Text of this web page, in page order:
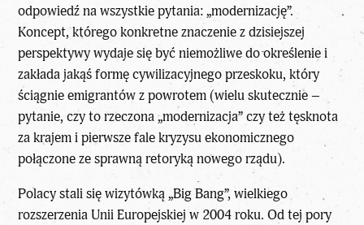
odpowiedź na wszystkie pytania: „modernizację”.
Koncept, którego konkretne znaczenie z dzisiejszej
perspektywy wydaje się być niemożliwe do określenie i
zakłada jakąś formę cywilizacyjnego przeskoku, który
ściągnie emigrantów z powrotem (wielu skutecznie –
pytanie, czy to rzeczona „modernizacja” czy też tęsknota
za krajem i pierwsze fale kryzysu ekonomicznego
połączone ze sprawną retoryką nowego rządu).
Polacy stali się wizytówką „Big Bang”, wielkiego
rozszerzenia Unii Europejskiej w 2004 roku. Od tej pory